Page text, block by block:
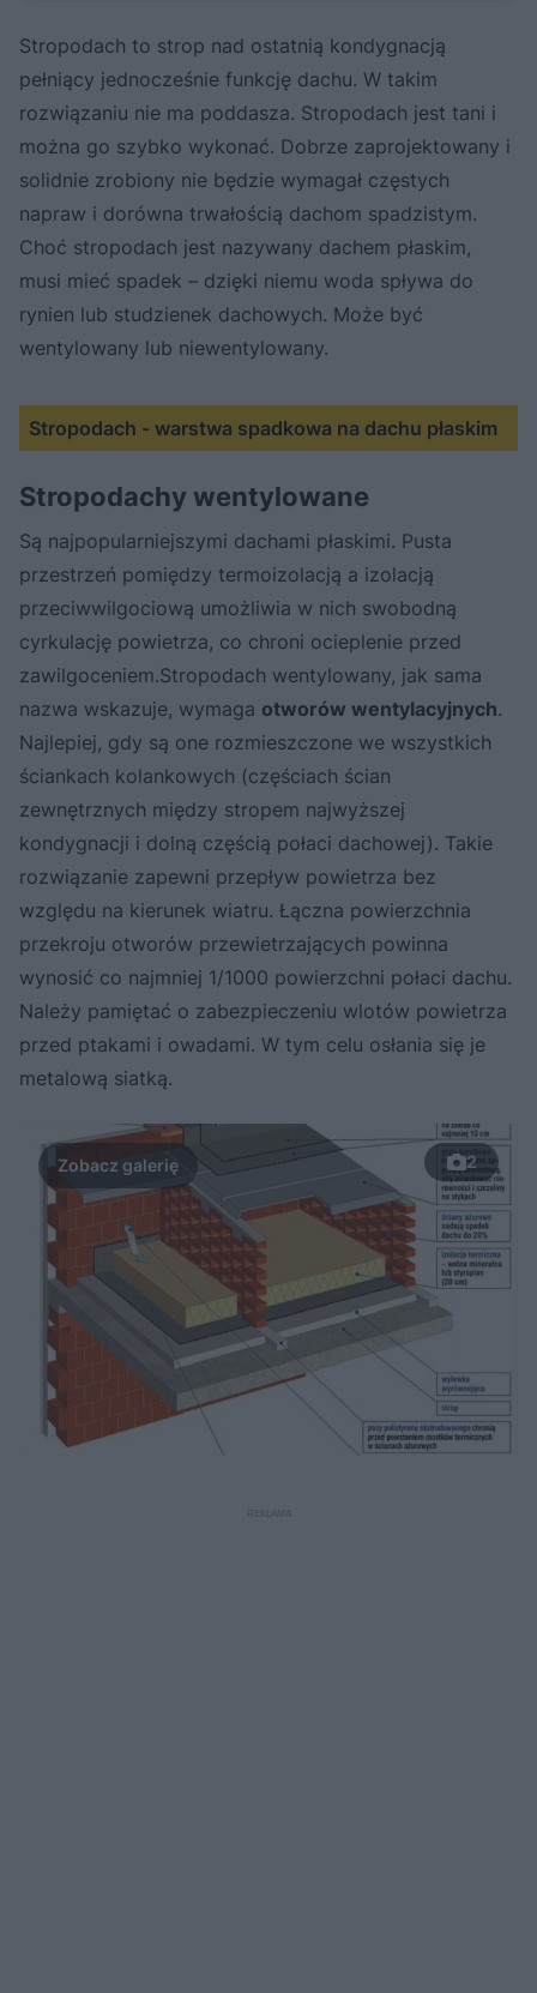
Stropodach to strop nad ostatnią kondygnacją
pełniący jednocześnie funkcję dachu. W takim
rozwiązaniu nie ma poddasza. Stropodach jest tani i
można go szybko wykonać. Dobrze zaprojektowany i
solidnie zrobiony nie będzie wymagał częstych
napraw i dorówna trwałością dachom spadzistym.
Choć stropodach jest nazywany dachem płaskim,
musi mieć spadek – dzięki niemu woda spływa do
rynien lub studzienek dachowych. Może być
wentylowany lub niewentylowany.
Stropodach - warstwa spadkowa na dachu płaskim
Stropodachy wentylowane
Są najpopularniejszymi dachami płaskimi. Pusta
przestrzeń pomiędzy termoizolacją a izolacją
przeciwwilgociową umożliwia w nich swobodną
cyrkulację powietrza, co chroni ocieplenie przed
zawilgoceniem.Stropodach wentylowany, jak sama
nazwa wskazuje, wymaga otworów wentylacyjnych.
Najlepiej, gdy są one rozmieszczone we wszystkich
ściankach kolankowych (częściach ścian
zewnętrznych między stropem najwyższej
kondygnacji i dolną częścią połaci dachowej). Takie
rozwiązanie zapewni przepływ powietrza bez
względu na kierunek wiatru. Łączna powierzchnia
przekroju otworów przewietrzających powinna
wynosić co najmniej 1/1000 powierzchni połaci dachu.
Należy pamiętać o zabezpieczeniu wlotów powietrza
przed ptakami i owadami. W tym celu osłania się je
metalową siatką.
2